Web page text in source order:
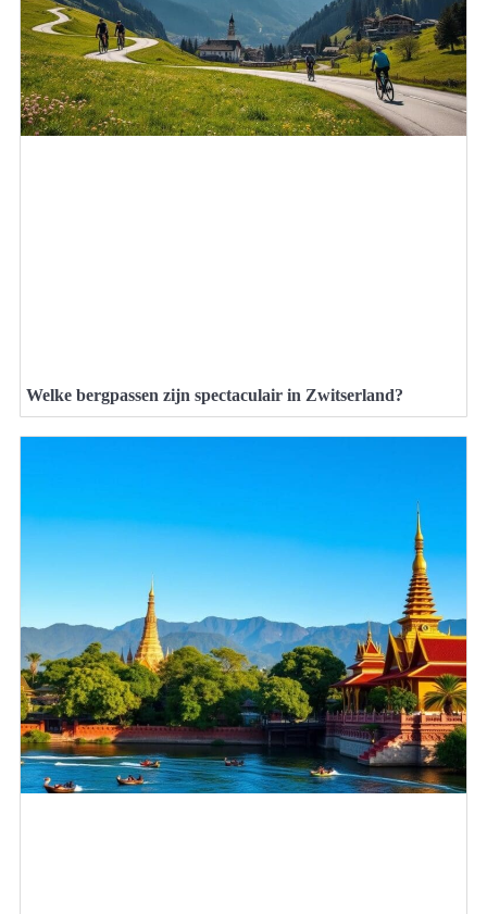
Welke bergpassen zijn spectaculair in Zwitserland?